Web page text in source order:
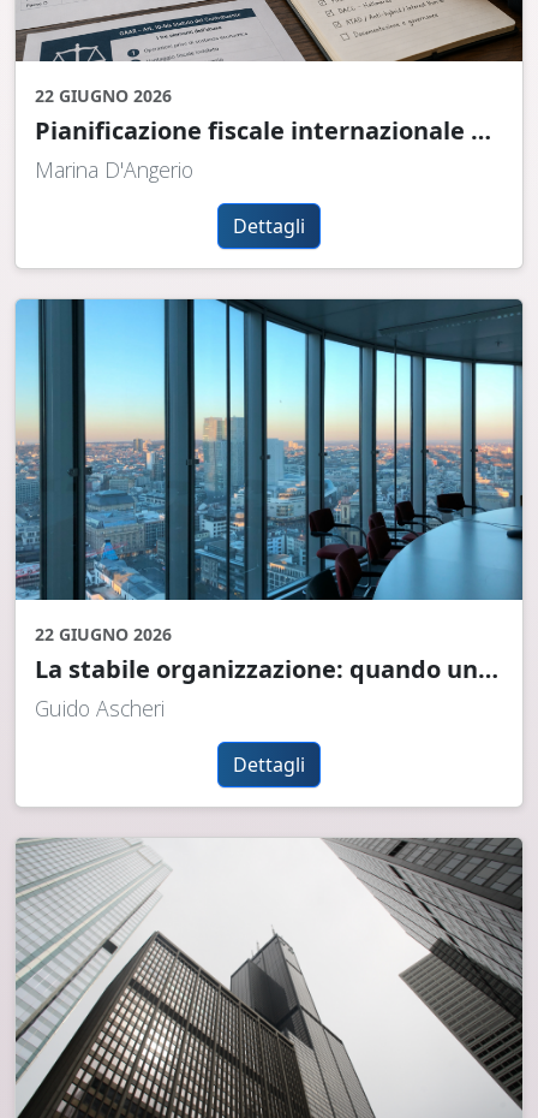
22 GIUGNO 2026
Pianificazione fiscale internazionale e antiabuso: perché oggi tutto ruota intorno alla sostanza economica
Marina D'Angerio
Dettagli
22 GIUGNO 2026
La stabile organizzazione: quando un'impresa estera diventa tassabile in Italia (e un'impresa italiana all'estero)
Guido Ascheri
Dettagli